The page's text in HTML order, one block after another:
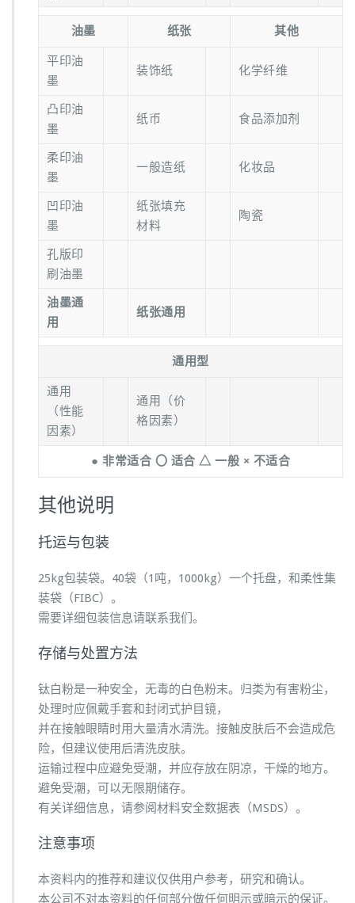
油墨 纸张 其他
平印油
墨
装饰纸 化学纤维
凸印油
墨
纸币 食品添加剂
柔印油
墨
一般造纸 化妆品
凹印油
墨
纸张填充
材料
陶瓷
孔版印
刷油墨
油墨通
用
纸张通用
通用型
通用
（性能
因素）
通用（价
格因素）
● 非常适合 〇 适合 △ 一般 × 不适合
其他说明
托运与包装
25kg包装袋。40袋（1吨，1000kg）一个托盘，和柔性集
装袋（FIBC）。
需要详细包装信息请联系我们。
存储与处置方法
钛白粉是一种安全，无毒的白色粉末。归类为有害粉尘，
处理时应佩戴手套和封闭式护目镜，
并在接触眼睛时用大量清水清洗。接触皮肤后不会造成危
险，但建议使用后清洗皮肤。
运输过程中应避免受潮，并应存放在阴凉，干燥的地方。
避免受潮，可以无限期储存。
有关详细信息，请参阅材料安全数据表（MSDS）。
注意事项
本资料内的推荐和建议仅供用户参考，研究和确认。
本公司不对本资料的任何部分做任何明示或暗示的保证。